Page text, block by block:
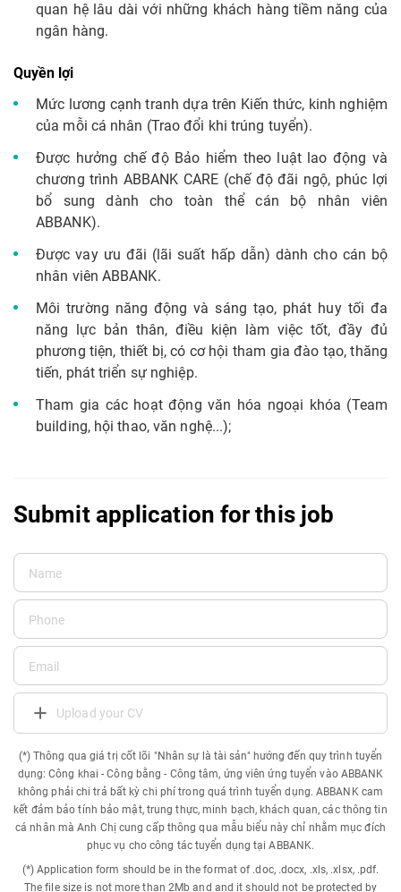
quan hệ lâu dài với những khách hàng tiềm năng của
ngân hàng.
Quyền lợi
Mức lương cạnh tranh dựa trên Kiến thức, kinh nghiệm
của mỗi cá nhân (Trao đổi khi trúng tuyển).
Được hưởng chế độ Bảo hiểm theo luật lao động và
chương trình ABBANK CARE (chế độ đãi ngộ, phúc lợi
bổ sung dành cho toàn thể cán bộ nhân viên
ABBANK).
Được vay ưu đãi (lãi suất hấp dẫn) dành cho cán bộ
nhân viên ABBANK.
Môi trường năng động và sáng tạo, phát huy tối đa
năng lực bản thân, điều kiện làm việc tốt, đầy đủ
phương tiện, thiết bị, có cơ hội tham gia đào tạo, thăng
tiến, phát triển sự nghiệp.
Tham gia các hoạt động văn hóa ngoại khóa (Team
building, hội thao, văn nghệ...);
Submit application for this job
Upload your CV
(*) Thông qua giá trị cốt lõi "Nhân sự là tài sản" hướng đến quy trình tuyển
dụng: Công khai - Công bằng - Công tâm, ứng viên ứng tuyển vào ABBANK
không phải chi trả bất kỳ chi phí trong quá trình tuyển dụng. ABBANK cam
kết đảm bảo tính bảo mật, trung thực, minh bạch, khách quan, các thông tin
cá nhân mà Anh Chị cung cấp thông qua mẫu biểu này chỉ nhằm mục đích
phục vụ cho công tác tuyển dụng tại ABBANK.
(*) Application form should be in the format of .doc, .docx, .xls, .xlsx, .pdf.
The file size is not more than 2Mb and and it should not be protected by